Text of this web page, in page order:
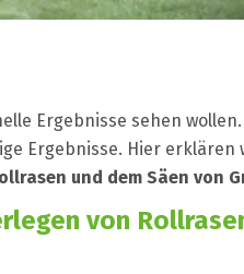
Ergebnisse sehen
Ergebnisse. Hier erklären
und dem Säen von
von